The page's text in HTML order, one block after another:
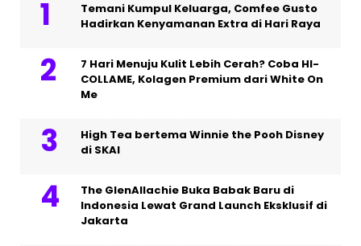
Temani Kumpul Keluarga, Comfee Gusto
Hadirkan Kenyamanan Extra di Hari Raya
7 Hari Menuju Kulit Lebih Cerah? Coba HI-
COLLAME, Kolagen Premium dari White On
Me
High Tea bertema Winnie the Pooh Disney
di SKAI
The GlenAllachie Buka Babak Baru di
Indonesia Lewat Grand Launch Eksklusif di
Jakarta